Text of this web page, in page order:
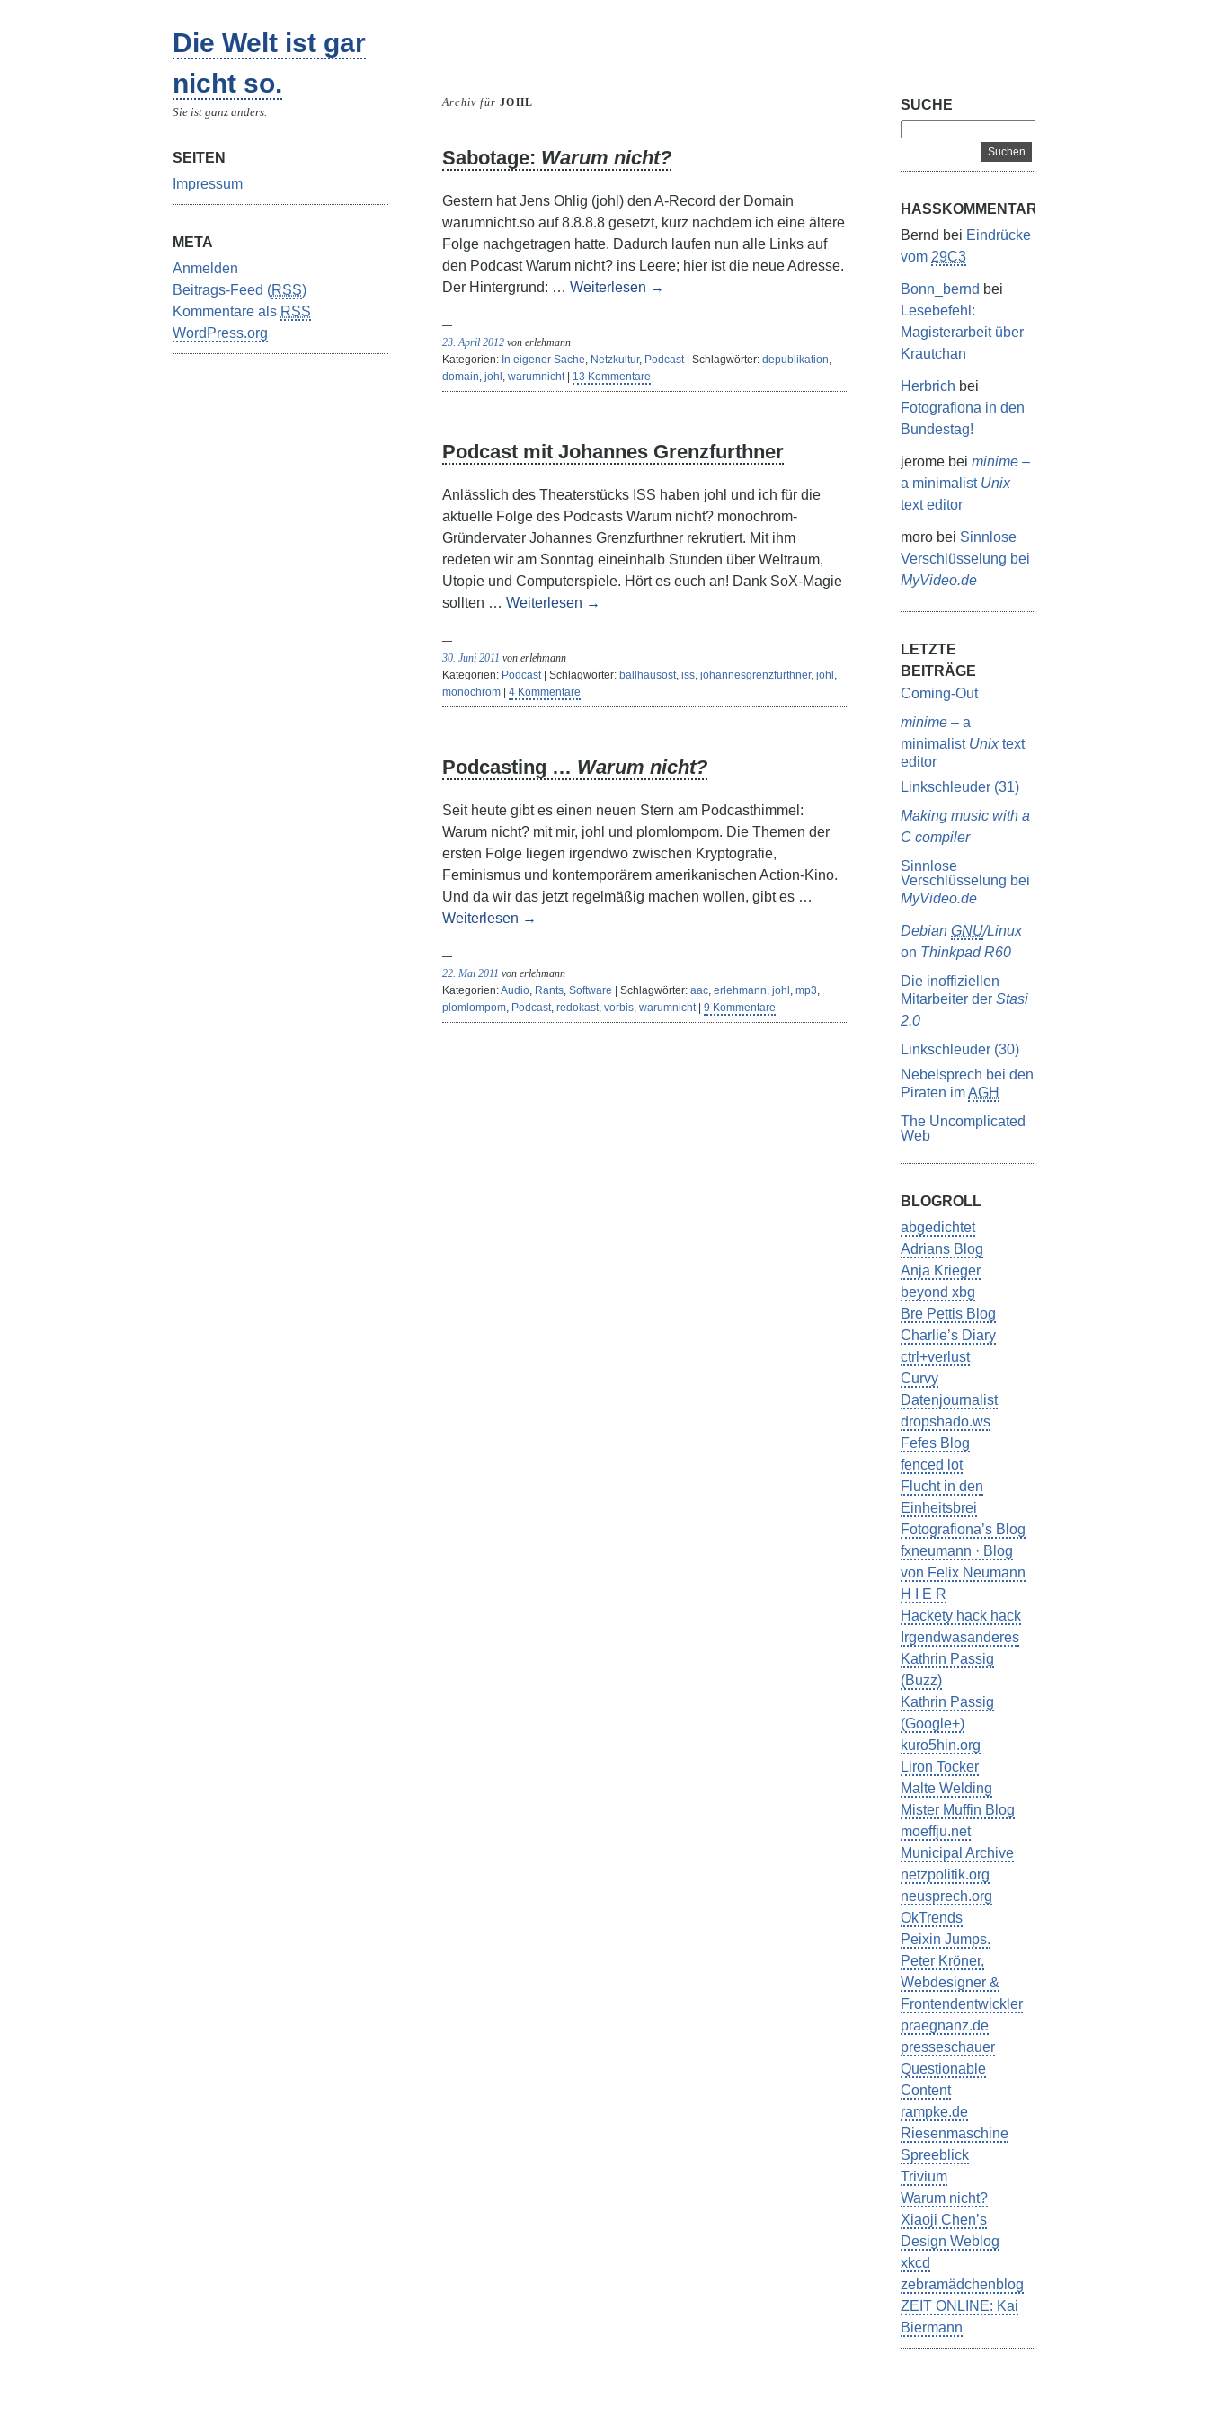
Die Welt ist gar
nicht so.
Sie ist ganz anders.
SEITEN
Impressum
META
Anmelden
Beitrags-Feed (RSS)
Kommentare als RSS
WordPress.org
Archiv fürJOHL
Sabotage: Warum nicht?
Gestern hat Jens Ohlig (johl) den A-Record der Domain
warumnicht.so auf 8.8.8.8 gesetzt, kurz nachdem ich eine ältere
Folge nachgetragen hatte. Dadurch laufen nun alle Links auf
den Podcast Warum nicht? ins Leere; hier ist die neue Adresse.
Der Hintergrund: … Weiterlesen →
23. April 2012 von erlehmann
Kategorien: In eigener Sache, Netzkultur, Podcast| Schlagwörter: depublikation,
domain, johl , warumnicht| 13 Kommentare
Podcast mit Johannes Grenzfurthner
Anlässlich des Theaterstücks ISS haben johl und ich für die
aktuelle Folge des Podcasts Warum nicht? monochrom-
Gründervater Johannes Grenzfurthner rekrutiert. Mit ihm
redeten wir am Sonntag eineinhalb Stunden über Weltraum,
Utopie und Computerspiele. Hört es euch an! Dank SoX-Magie
sollten … Weiterlesen →
30. Juni 2011 von erlehmann
Kategorien: Podcast| Schlagwörter: ballhausost, iss, johannesgrenzfurthner, johl ,
monochrom
4 Kommentare
Podcasting … Warum nicht?
Seit heute gibt es einen neuen Stern am Podcasthimmel:
Warum nicht? mit mir, johl und plomlompom. Die Themen der
ersten Folge liegen irgendwo zwischen Kryptografie,
Feminismus und kontemporärem amerikanischen Action-Kino.
Und da wir das jetzt regelmäßig machen wollen, gibt es …
Weiterlesen →
22. Mai 2011 von erlehmann
Kategorien:Audio, Rants, Software | Schlagwörter: aac, erlehmann, johl , mp3,
plomlompom, Podcast, redokast, vorbis, warumnicht| 9 Kommentare
SUCHE
HASSKOMMENTARE
Bernd bei Eindrücke
vom 29C3
Bonn_bernd bei
Lesebefehl:
Magisterarbeit über
Krautchan
Herbrich bei
Fotografiona in den
Bundestag!
jerome beiminime –
a minimalist Unix
text editor
moro bei Sinnlose
Verschlüsselung bei
MyVideo.de
LETZTE
BEITRÄGE
Coming-Out
minime – a
minimalist Unixtext
editor
Linkschleuder (31)
Making music with a
C compiler
Sinnlose
Verschlüsselung bei
MyVideo.de
DebianGNU/Linux
on Thinkpad R60
Die inoffiziellen
Mitarbeiter derStasi
2.0
Linkschleuder (30)
Nebelsprech bei den
Piraten imAGH
The Uncomplicated
Web
BLOGROLL
abgedichtet
Adrians Blog
Anja Krieger
beyond xbg
Bre Pettis Blog
Charlie’s Diary
ctrl+verlust
Curvy
Datenjournalist
dropshado.ws
Fefes Blog
fenced lot
Flucht in den
Einheitsbrei
Fotografiona’s Blog
fxneumann · Blog
von Felix Neumann
H I E R
Hackety hack hack
Irgendwasanderes
Kathrin Passig
(Buzz)
Kathrin Passig
(Google+)
kuro5hin.org
Liron Tocker
Malte Welding
Mister Muffin Blog
moeffju.net
Municipal Archive
netzpolitik.org
neusprech.org
OkTrends
Peixin Jumps.
Peter Kröner,
Webdesigner &
Frontendentwickler
praegnanz.de
presseschauer
Questionable
Content
rampke.de
Riesenmaschine
Spreeblick
Trivium
Warum nicht?
Xiaoji Chen’s
Design Weblog
xkcd
zebramädchenblog
ZEIT ONLINE: Kai
Biermann